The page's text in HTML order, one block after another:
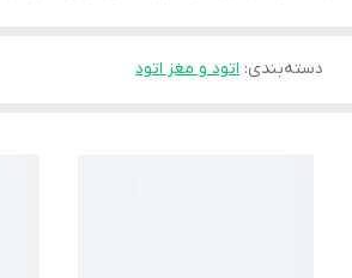
دسته‌بندی: اتود و مغز اتود